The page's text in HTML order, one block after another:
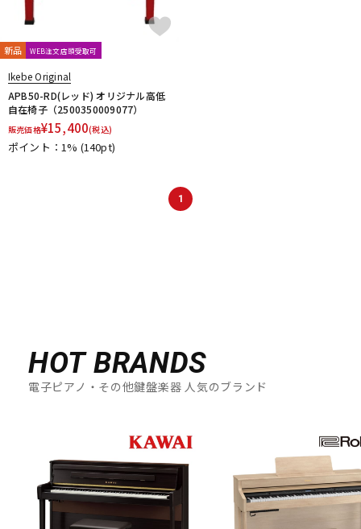
アンプ
DJ機器
新品 WEB注文店頭受取可
Ikebe Original
APB50-RD(レッド) オリジナル高低
自在椅子（2500350009077）
販売価格¥15,400(税込)
ポイント：1% (140pt)
1
HOT BRANDS
電子ピアノ・その他鍵盤楽器 人気のブランド